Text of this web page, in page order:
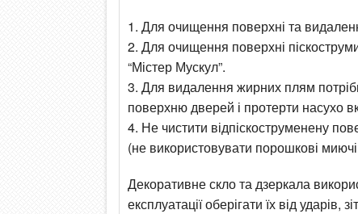
1. Для очищення поверхні та
2. Для очищення поверхні
“Містер Мускул”.
3. Для видалення жирних плям
поверхню дверей і протерти насухо
4. Не чистити відпіскоструменену
(не використовувати порошкові
Декоративне скло та дзеркала
експлуатації оберігати їх від